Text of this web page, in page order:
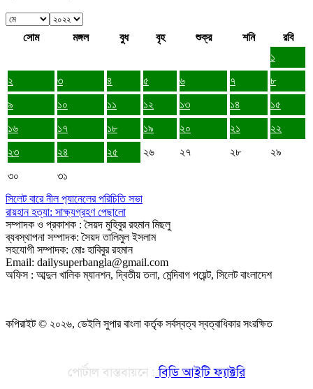
সোম মঙ্গল বুধ বৃহ শুক্র শনি
রবি
১
২
৩ ৪ ৫ ৬ ৭
৮
৯
১০ ১১ ১২ ১৩ ১৪
১৫
১৬
১৭ ১৮ ১৯ ২০ ২১
২২
২৩
২৪ ২৫ ২৬ ২৭ ২৮
২৯
৩০
৩১
সিলেট বারে নীল প‍্যানেলের পরিচিতি সভা
রায়হান হত্যা: সাক্ষ্যগ্রহণ পেছালো
সম্পাদক ও প্রকাশক : সৈয়দ মুহিবুর রহমান মিছলু
ব্যবস্থাপনা সম্পাদক: সৈয়দ তালিমুল ইসলাম
সহযোগী সম্পাদক: মোঃ হাবিবুর রহমান
Email: dailysuperbangla@gmail.com
অফিস : আব্দুল খালিক ম্যানশন, দ্বিতীয় তলা, মেন্দিবাগ পয়েন্ট, সিলেট বাংলাদেশ
কপিরাইট © ২০২৬, ডেইলি সুপার বাংলা কর্তৃক সর্বস্বত্ব স্বত্বাধিকার সংরক্ষিত
পোর্টাল বাস্তবায়নে : বিডি আইটি ফ্যাক্টরি